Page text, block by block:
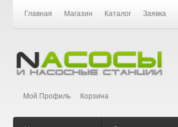
Главная Магазин Каталог Заявка
Мой Профиль Корзина